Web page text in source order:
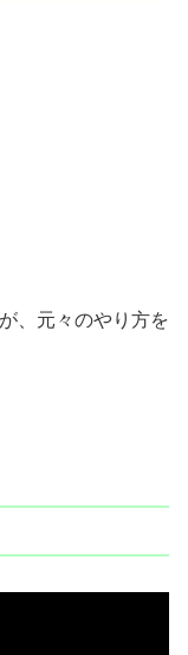
、元々のやり方を